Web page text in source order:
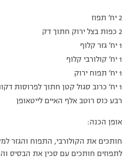
2 יח’ תפוז
2 כפות בצל ירוק חתוך דק
1 יח’ גזר קלוף
1 יח’ קולורבי קלוף
1 יח’ תפוח ירוק
1 יח’ כרוב סגול קטן חתוך לפרוסות דקות
רבע כוס רוטב אלף האיים לייטאופן
אופן הכנה:
חותכים את הקולורבי, התפוח והגזר
לתפוזים חותכים עם סכין את הבסיס